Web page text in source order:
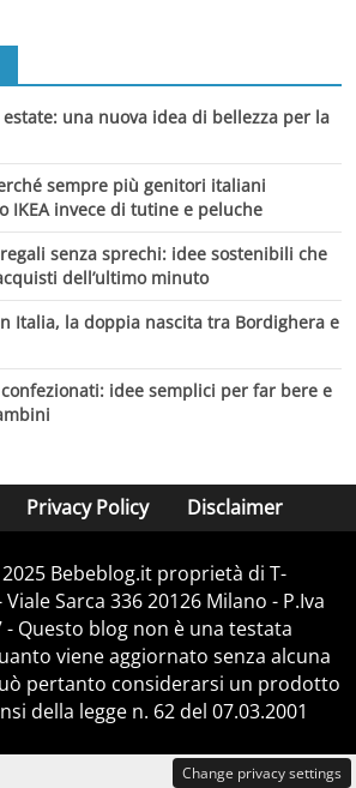
una nuova idea di bellezza per la
sempre più genitori italiani
IKEA invece di tutine e peluche
senza sprechi: idee sostenibili che
dell’ultimo minuto
Italia, la doppia nascita tra Bordighera e
idee semplici per far bere e
Privacy Policy Disclaimer
Bebeblog.it proprietà di T-
Sarca 336 20126 Milano - P.Iva
- Questo blog non è una testata
viene aggiornato senza alcuna
pertanto considerarsi un prodotto
della legge n. 62 del 07.03.2001
Change privacy settings